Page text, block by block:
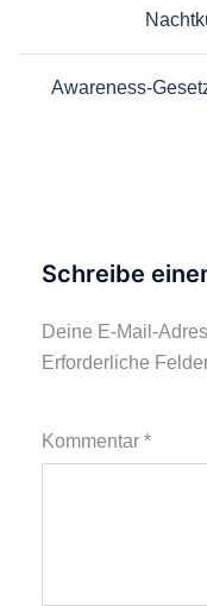
Awareness-
Schreibe
Deine E-Mail-
Erforderliche
Kommentar *